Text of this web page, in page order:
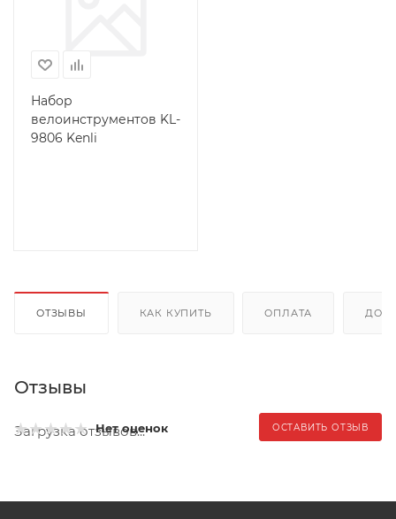
Набор
велоинструментов KL-
9806 Kenli
ОТЗЫВЫ КАК КУПИТЬ ОПЛАТА
Отзывы
Нет оценок ОСТАВИТЬ ОТЗЫВ
Загрузка отзывов...